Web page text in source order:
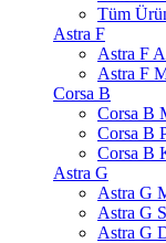
Tüm
Astra F
Astra F
Astra F
Corsa B
Corsa B
Corsa B
Corsa B
Astra G
Astra G
Astra G
Astra G